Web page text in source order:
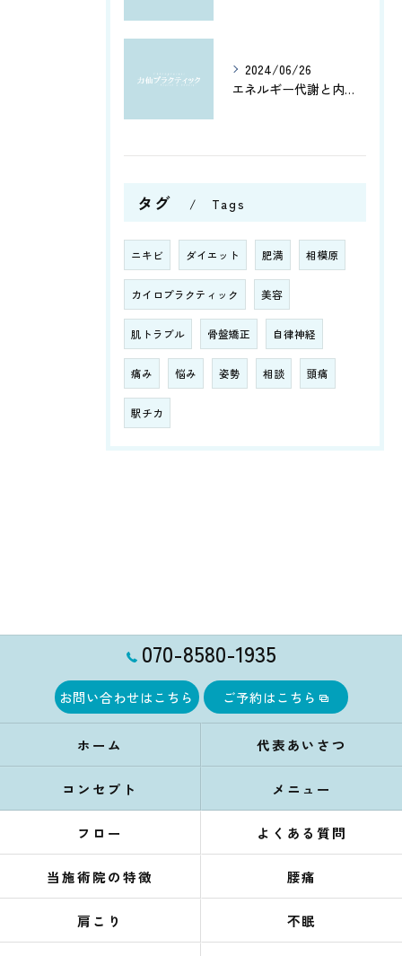
2024/06/26
エネルギー代謝と内臓機能を改善！筋肉の活性化と骨盤調整がもたらす健康への効果とは？
タグ Tags
ニキビ ダイエット 肥満 相模原
カイロプラクティック 美容
肌トラブル 骨盤矯正 自律神経
痛み 悩み 姿勢 相談 頭痛
駅チカ
070-8580-1935
お問い合わせはこちら ご予約はこちら
ホーム 代表あいさつ
コンセプト メニュー
フロー よくある質問
当施術院の特徴 腰痛
肩こり 不眠